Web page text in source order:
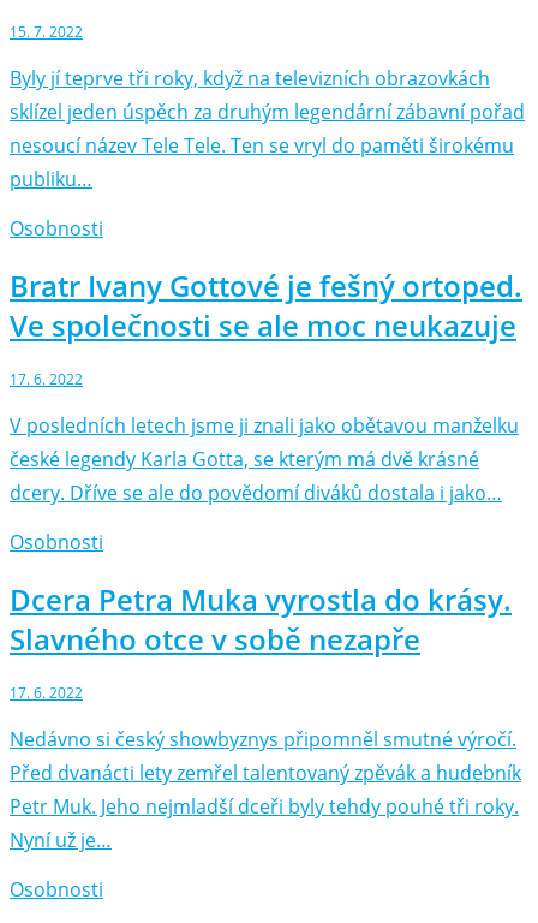
15. 7. 2022
Byly jí teprve tři roky, když na televizních obrazovkách
sklízel jeden úspěch za druhým legendární zábavní pořad
nesoucí název Tele Tele. Ten se vryl do paměti širokému
publiku…
Osobnosti
Bratr Ivany Gottové je fešný ortoped.
Ve společnosti se ale moc neukazuje
17. 6. 2022
V posledních letech jsme ji znali jako obětavou manželku
české legendy Karla Gotta, se kterým má dvě krásné
dcery. Dříve se ale do povědomí diváků dostala i jako…
Osobnosti
Dcera Petra Muka vyrostla do krásy.
Slavného otce v sobě nezapře
17. 6. 2022
Nedávno si český showbyznys připomněl smutné výročí.
Před dvanácti lety zemřel talentovaný zpěvák a hudebník
Petr Muk. Jeho nejmladší dceři byly tehdy pouhé tři roky.
Nyní už je…
Osobnosti